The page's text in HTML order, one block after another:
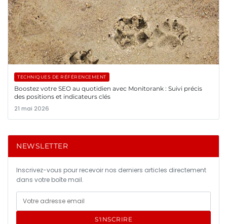
TECHNIQUES DE RÉFÉRENCEMENT
Boostez votre SEO au quotidien avec Monitorank : Suivi précis
des positions et indicateurs clés
21 mai 2026
NEWSLETTER
Inscrivez-vous pour recevoir nos derniers articles directement
dans votre boîte mail.
S'INSCRIRE